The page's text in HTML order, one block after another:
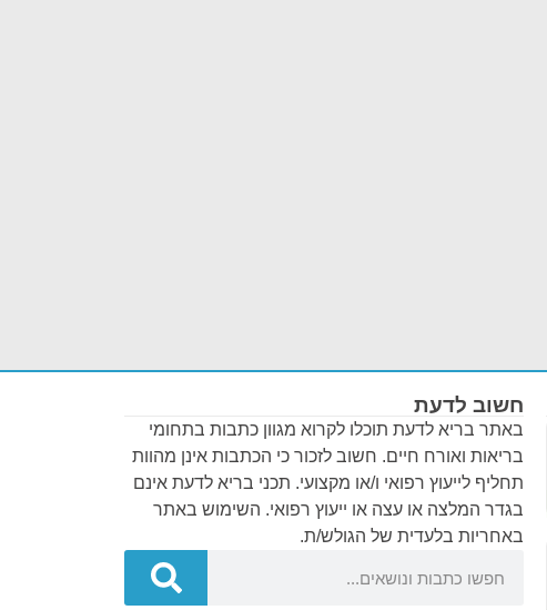
חשוב לדעת
באתר בריא לדעת תוכלו לקרוא מגוון כתבות בתחומי
בריאות ואורח חיים. חשוב לזכור כי הכתבות אינן מהוות
תחליף לייעוץ רפואי ו/או מקצועי. תכני בריא לדעת אינם
בגדר המלצה או עצה או ייעוץ רפואי. השימוש באתר
באחריות בלעדית של הגולש/ת.